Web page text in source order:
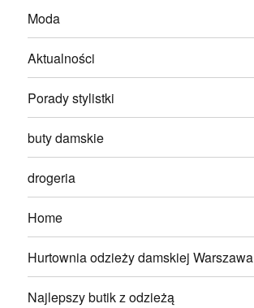
Moda
Aktualności
Porady stylistki
buty damskie
drogeria
Home
Hurtownia odzieży damskiej Warszawa
Najlepszy butik z odzieżą